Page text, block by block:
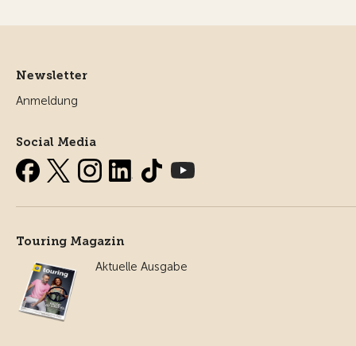
Newsletter
Anmeldung
Social Media
Touring Magazin
Aktuelle Ausgabe